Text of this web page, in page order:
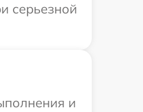
серьезной
и